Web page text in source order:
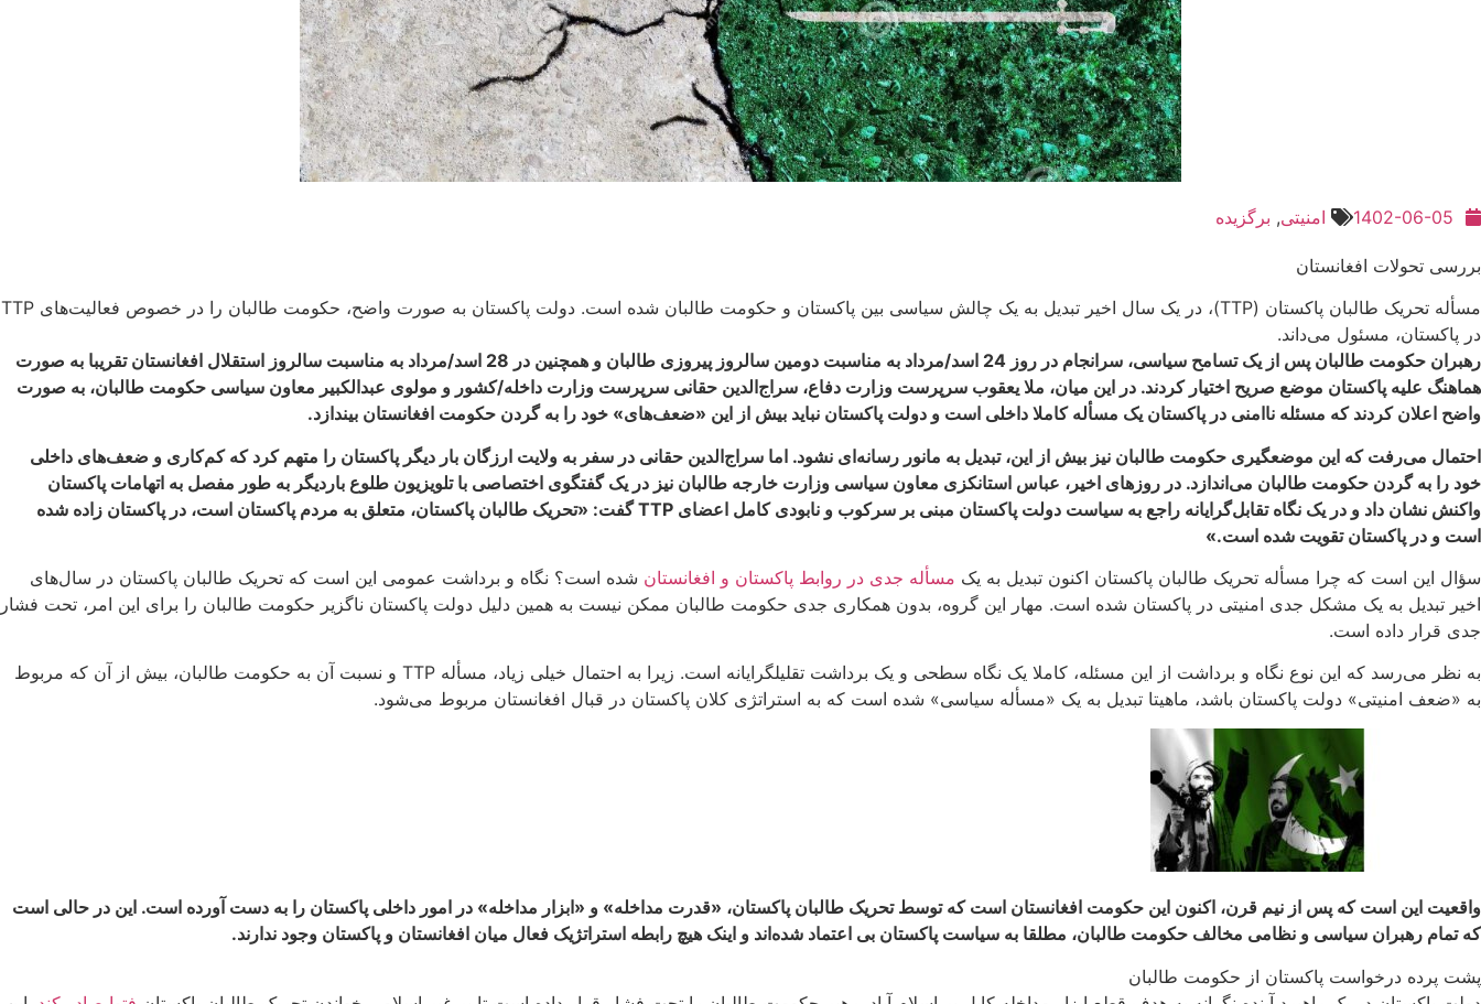
1402-06-05 امنیتی, برگزیده
بررسی تحولات افغانستان
مسأله تحریک طالبان پاکستان (TTP)، در یک سال اخیر تبدیل به یک چالش سیاسی بین پاکستان و حکومت طالبان شده است. دولت پاکستان به صورت واضح، حکومت طالبان را در خصوص فعالیت‌های TTP
در پاکستان، مسئول می‌داند.
رهبران حکومت طالبان پس از یک تسامح سیاسی، سرانجام در روز 24 اسد/مرداد به مناسبت دومین سالروز پیروزی طالبان و همچنین در 28 اسد/مرداد به مناسبت سالروز استقلال افغانستان تقریبا به صورت
هماهنگ علیه پاکستان موضع صریح اختیار کردند. در این میان، ملا یعقوب سرپرست وزارت دفاع، سراج‌الدین حقانی سرپرست وزارت داخله/کشور و مولوی عبدالکبیر معاون سیاسی حکومت طالبان، به صورت
واضح اعلان کردند که مسئله ناامنی در پاکستان یک مسأله کاملا داخلی است و دولت پاکستان نباید بیش از این «ضعف‌های» خود را به گردن حکومت افغانستان بیندازد.
احتمال می‌رفت که این موضعگیری حکومت طالبان نیز بیش از این، تبدیل به مانور رسانه‌ای نشود. اما سراج‌الدین حقانی در سفر به ولایت ارزگان بار دیگر پاکستان را متهم کرد که کم‌کاری و ضعف‌های داخلی
خود را به گردن حکومت طالبان می‌اندازد. در روزهای اخیر، عباس استانکزی معاون سیاسی وزارت خارجه طالبان نیز در یک گفتگوی اختصاصی با تلویزیون طلوع باردیگر به طور مفصل به اتهامات پاکستان
واکنش نشان داد و در یک نگاه تقابل‌گرایانه راجع به سیاست دولت پاکستان مبنی بر سرکوب و نابودی کامل اعضای TTP گفت: «تحریک طالبان پاکستان، متعلق به مردم پاکستان است، در پاکستان زاده شده
است و در پاکستان تقویت شده است.» ‌
سؤال این است که چرا مسأله تحریک طالبان پاکستان اکنون تبدیل به یک مسأله جدی در روابط پاکستان و افغانستان شده است؟ نگاه و برداشت عمومی این است که تحریک طالبان پاکستان در سال‌های
اخیر تبدیل به یک مشکل جدی امنیتی در پاکستان شده است. مهار این گروه، بدون همکاری جدی حکومت طالبان ممکن نیست به همین دلیل دولت پاکستان ناگزیر حکومت طالبان را برای این امر، تحت فشار
جدی قرار داده است.
به نظر می‌رسد که این نوع نگاه و برداشت از این مسئله، کاملا یک نگاه سطحی و یک برداشت تقلیلگرایانه است. زیرا به احتمال خیلی زیاد، مسأله TTP و نسبت آن به حکومت طالبان، بیش از آن که مربوط
به «ضعف امنیتی» دولت پاکستان باشد، ماهیتا تبدیل به یک «مسأله سیاسی» شده است که به استراتژی کلان پاکستان در قبال افغانستان مربوط می‌شود.
واقعیت این است که پس از نیم قرن، اکنون این حکومت افغانستان است که توسط تحریک طالبان پاکستان، «قدرت مداخله» و «ابزار مداخله» در امور داخلی پاکستان را به دست آورده است. این در حالی است
که تمام رهبران سیاسی و نظامی مخالف حکومت طالبان، مطلقا به سیاست پاکستان بی اعتماد شده‌اند و اینک هیچ رابطه استراتژیک فعال میان افغانستان و پاکستان وجود ندارند.
پشت پرده درخواست پاکستان از حکومت طالبان